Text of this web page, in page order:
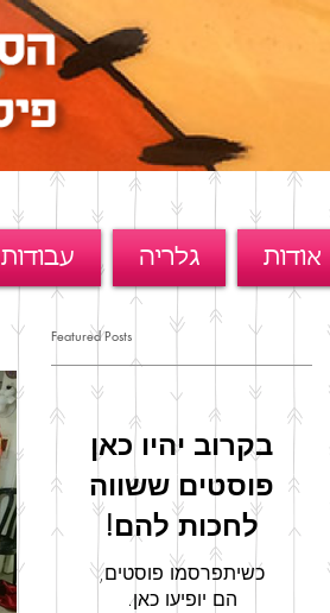
אודות גלריה עבודות
Featured Posts
בקרוב יהיו כאן
פוסטים ששווה
לחכות להם!
כשיתפרסמו פוסטים,
הם יופיעו כאן.